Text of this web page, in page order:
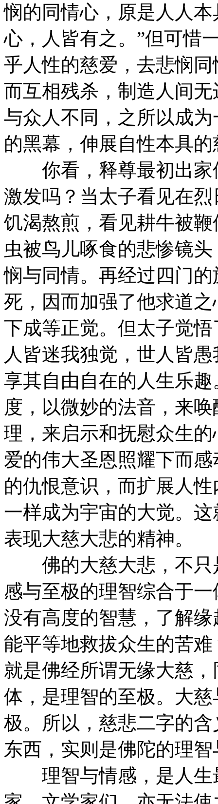
悯的同情心，原是人人
心，人皆有之。”但可惜
乎人性的慈爱，去悲悯
而互相残杀，制造人间
与众人不同，之所以成
的黑幕，伸展自性本具的
你看，释尊最初出家
激发吗？当太子看见在
饥渴熬煎，看见耕牛被
虫被鸟儿啄食的悲惨镜
悯与同情。再经过四门
死，因而加强了他求道
下成等正觉。但太子觉
人皆迷我独觉，世人皆
享其自由自在的人生乐
度，以微妙的法音，来
理，来启示和抚慰众生
爱的伟大圣恩照耀下而
的仇恨意识，而扩展人
一样成为宇宙的大觉。
表现大慈大悲的精神。
佛的大慈大悲，不只
感与至极的理智综合于
没有高度的智慧，了解
能平等地救拔众生的苦
就是佛经所谓无缘大慈
体，是理智的至极。大
极。所以，慈悲二字的
东西，实则是佛陀的理
理智与情感，是人生